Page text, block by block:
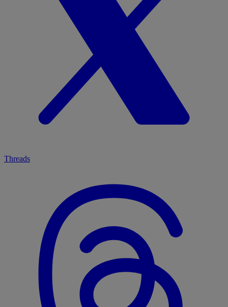
Threads